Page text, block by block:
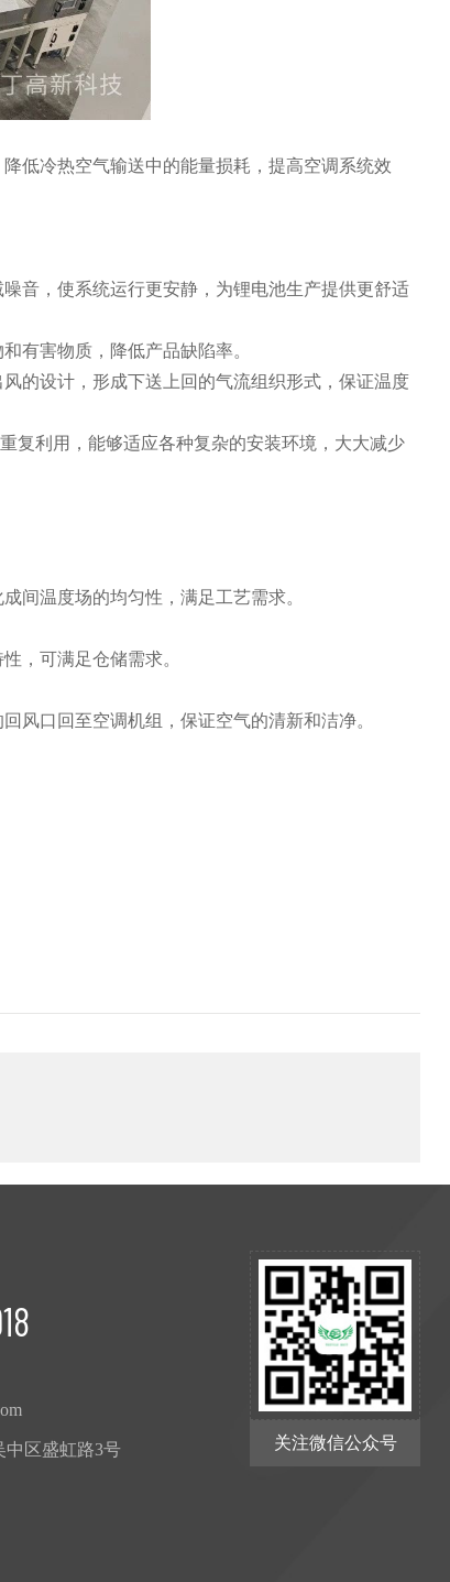
低冷热空气输送中的能量损耗，提高空调系统效
音，使系统运行更安静，为锂电池生产提供更舒适
有害物质，降低产品缺陷率。
的设计，形成下送上回的气流组织形式，保证温度
复利用，能够适应各种复杂的安装环境，大大减少
间温度场的均匀性，满足工艺需求。
，可满足仓储需求。
风口回至空调机组，保证空气的清新和洁净。
中区盛虹路3号 关注微信公众号